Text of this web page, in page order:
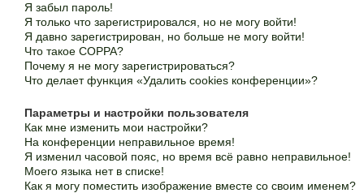
Я забыл пароль!
Я только что зарегистрировался, но не могу войти!
Я давно зарегистрирован, но больше не могу войти!
Что такое COPPA?
Почему я не могу зарегистрироваться?
Что делает функция «Удалить cookies конференции»?
Параметры и настройки пользователя
Как мне изменить мои настройки?
На конференции неправильное время!
Я изменил часовой пояс, но время всё равно неправильное!
Моего языка нет в списке!
Как я могу поместить изображение вместе со своим именем?